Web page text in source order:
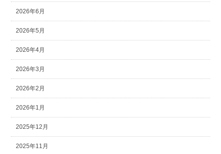
2026年6月
2026年5月
2026年4月
2026年3月
2026年2月
2026年1月
2025年12月
2025年11月